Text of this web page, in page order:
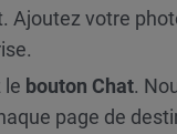
Ajoutez votre
le bouton Chat.
page de